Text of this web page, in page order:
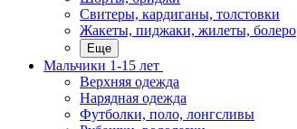
Свитеры, кардиганы, толстовки
Жакеты, пиджаки, жилеты, болеро
Еще
Мальчики 1-15 лет
Верхняя одежда
Нарядная одежда
Футболки, поло, лонгсливы